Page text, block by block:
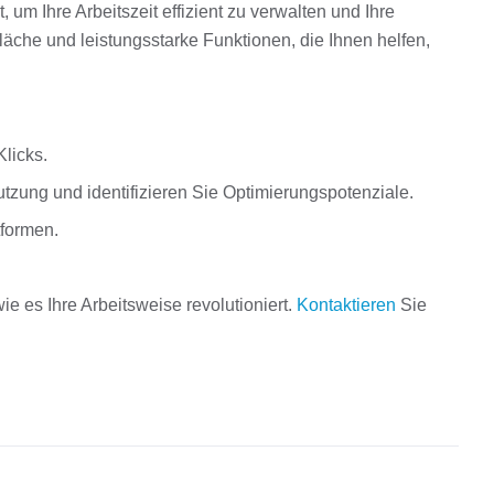
Ihre Arbeitszeit effizient zu verwalten und Ihre
und leistungsstarke Funktionen, die Ihnen helfen,
und identifizieren Sie Optimierungspotenziale.
es Ihre Arbeitsweise revolutioniert. Kontaktieren Sie